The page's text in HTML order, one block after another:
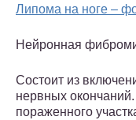
Липома на ноге –
Нейронная
Состоит из
нервных
пораженного